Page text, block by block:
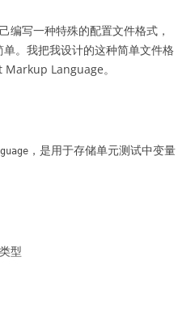
编写一种特殊的配置文件格式，
。我把我设计的这种简单文件格
Markup Language。
，是用于存储单元测试中变量
型